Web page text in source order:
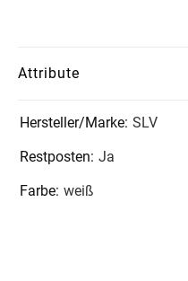
Attribute
SLV
Ja
weiß